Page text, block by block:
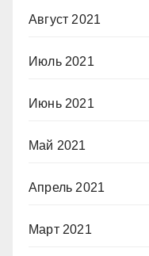
Август 2021
Июль 2021
Июнь 2021
Май 2021
Апрель 2021
Март 2021